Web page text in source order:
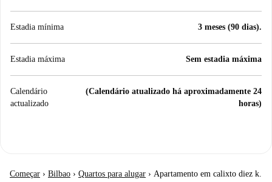
Estadia mínima 3 meses (90 dias).
Estadia máxima Sem estadia máxima
Calendário
actualizado
(Calendário atualizado há aproximadamente 24
horas)
Começar › Bilbao › Quartos para alugar › Apartamento em calixto diez k.